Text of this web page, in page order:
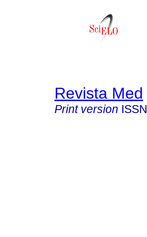
Revista Med
Print version ISSN